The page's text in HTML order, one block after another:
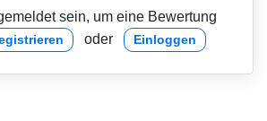
sein, um eine Bewertung
oder Einloggen